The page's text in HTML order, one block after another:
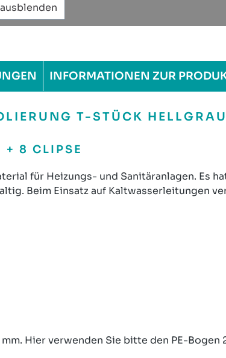
INFORMATIONEN ZUR
T-STÜCK
+ 8 CLIPSE
für Heizungs- und Sanitäranlagen. Es
Beim Einsatz auf Kaltwasserleitungen
Hier verwenden Sie bitte den PE-Bogen